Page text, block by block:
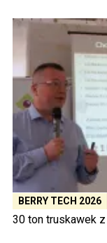
BERRY TECH 2026
30 ton truskawek